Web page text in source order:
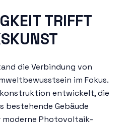
TRIFFT
die Verbindung von
im Fokus.
entwickelt, die
bestehende Gebäude
Photovoltaik-